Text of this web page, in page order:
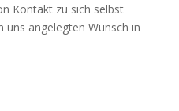
Kontakt zu sich selbst
uns angelegten Wunsch in